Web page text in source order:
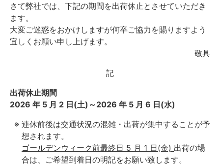
さて弊社では、下記の期間を出荷休止とさせていただき
ます。
大変ご迷惑をおかけしますが何卒ご協力を賜りますよう
宜しくお願い申し上げます。
敬具
記
出荷休止期間
2026 年 5 月 2 日(土)～2026 年 5 月 6 日(水)
連休前後は交通状況の混雑・出荷が集中することが予
想されます。
ゴールデンウィーク前最終日 5 月 1 日(金) 出荷の場
合は、ご希望到着日の明記をお願い致します。